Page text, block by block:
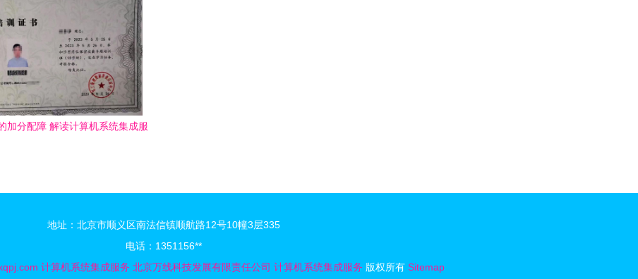
加分配障 解读计算机系统集成服
地址：北京市顺义区南法信镇顺航路12号10幢3层335
电话：1351156**
计算机系统集成服务 北京万线科技发展有限责任公司 计算机系统集成服务 版权所有 Sitemap